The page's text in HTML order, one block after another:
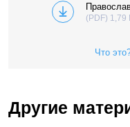
(PDF) 1,79
Что
Другие